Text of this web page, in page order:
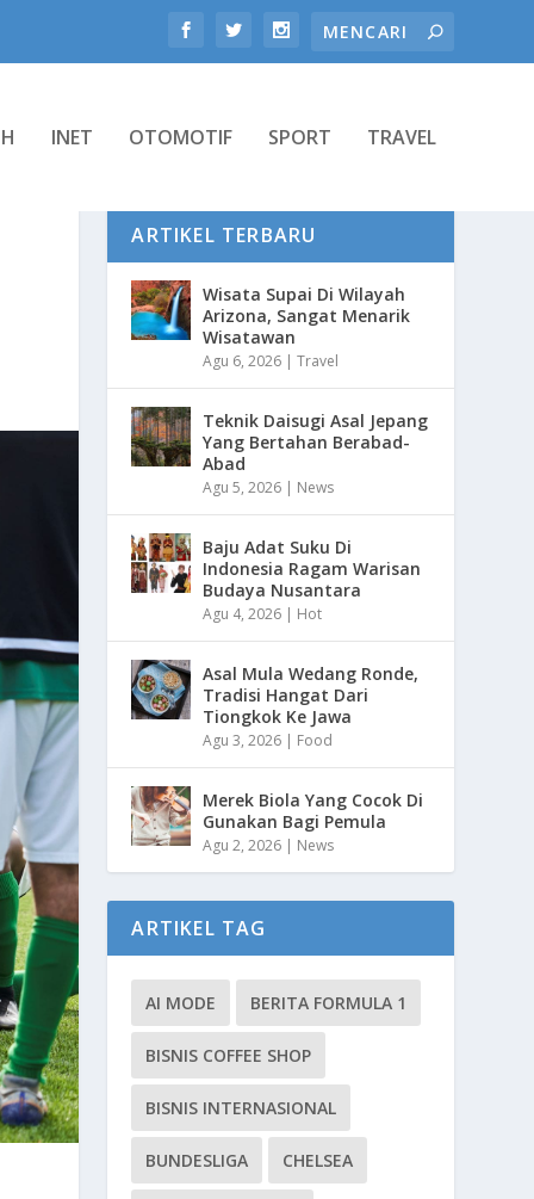
INET OTOMOTIF SPORT TRAVEL
ARTIKEL TERBARU
Wisata Supai Di Wilayah
Arizona, Sangat Menarik
Wisatawan
Agu 6, 2026 |Travel
Teknik Daisugi Asal Jepang
Yang Bertahan Berabad-
Abad
Agu 5, 2026 | News
Baju Adat Suku Di
Indonesia Ragam Warisan
Budaya Nusantara
Agu 4, 2026 | Hot
Asal Mula Wedang Ronde,
Tradisi Hangat Dari
Tiongkok Ke Jawa
Agu 3, 2026 | Food
Merek Biola Yang Cocok Di
Gunakan Bagi Pemula
Agu 2, 2026 | News
ARTIKEL TAG
AI MODE BERITA FORMULA 1
BISNIS COFFEE SHOP
BISNIS INTERNASIONAL
BUNDESLIGA CHELSEA